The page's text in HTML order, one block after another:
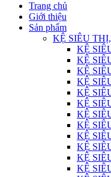
Trang chủ
Giới thiệu
Sản phẩm
KỆ SIÊU
KỆ
KỆ
KỆ
KỆ
KỆ
KỆ
KỆ
KỆ
KỆ
KỆ
KỆ
KỆ